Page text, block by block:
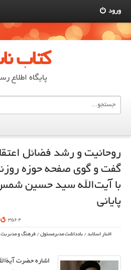
ورود
کتاب
پایگاه اطلاع
روحانيت و رشد فضائل
گفت‌ و ‌گوی صفحه حوزه
با آيت‌الله سيد حسين
پاياني
4 356
اخبار اسلاید / یادداشت مدیرمسئول / فرهنگ و
اشاره حضرت